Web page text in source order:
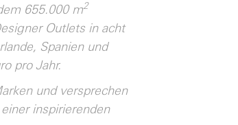
655.000 m2
Outlets in acht
Spanien und
pro Jahr.
und versprechen
inspirierenden